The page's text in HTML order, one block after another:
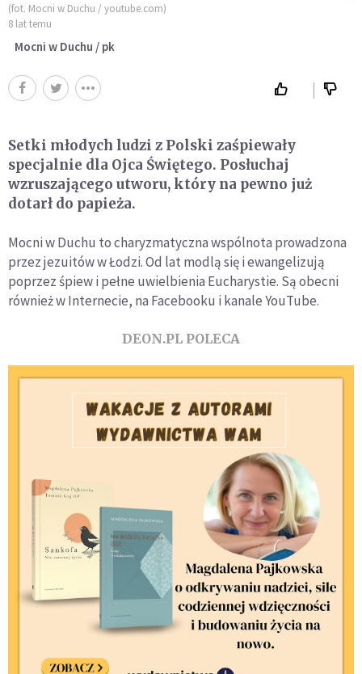
(fot. Mocni w Duchu / youtube.com)
8 lat temu
Mocni w Duchu / pk
Setki młodych ludzi z Polski zaśpiewały
specjalnie dla Ojca Świętego. Posłuchaj
wzruszającego utworu, który na pewno już
dotarł do papieża.
Mocni w Duchu to charyzmatyczna wspólnota prowadzona
przez jezuitów w Łodzi. Od lat modlą się i ewangelizują
poprzez śpiew i pełne uwielbienia Eucharystie. Są obecni
również w Internecie, na Facebooku i kanale YouTube.
DEON.PL POLECA